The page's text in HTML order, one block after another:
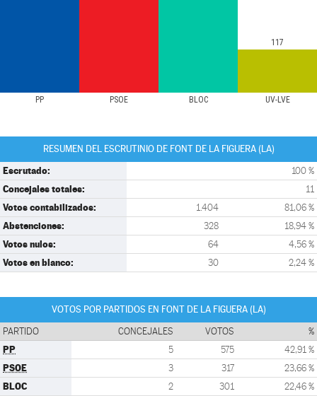
PP PSOE BLOC UV-LVE
117
RESUMEN DEL ESCRUTINIO DE FONT DE LA FIGUERA (LA)
Escrutado: 100 %
Concejales totales: 11
Votos contabilizados: 1.404 81,06 %
Abstenciones: 328 18,94 %
Votos nulos: 64 4,56 %
Votos en blanco: 30 2,24 %
VOTOS POR PARTIDOS EN FONT DE LA FIGUERA (LA)
PARTIDO CONCEJALES VOTOS %
PP 5 575 42,91 %
PSOE 3 317 23,66 %
BLOC 2 301 22,46 %